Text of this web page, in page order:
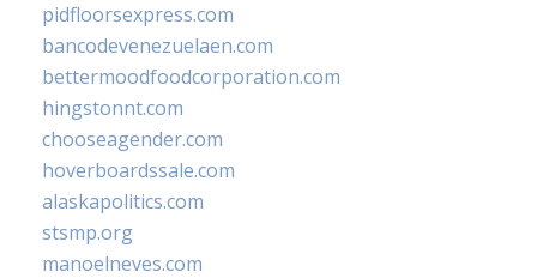
pidfloorsexpress.com
bancodevenezuelaen.com
bettermoodfoodcorporation.com
hingstonnt.com
chooseagender.com
hoverboardssale.com
alaskapolitics.com
stsmp.org
manoelneves.com